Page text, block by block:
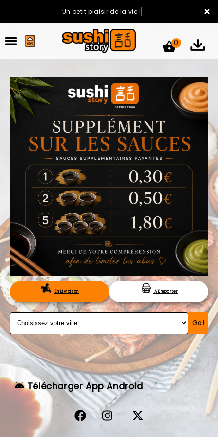
×
Un petit plaisir de la vie !
ACCUEIL
LA CARTE
VOTRE COMPTE
NOTRE RESTAURANT
VOS AVIS
MENTIONS LÉGALES
C.G.V
RÉSERVATION
0
En Livraison A Emporter
Go!
Télécharger App Android